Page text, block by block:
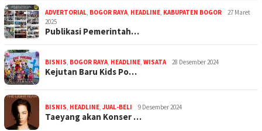
ADVERTORIAL, BOGOR RAYA, HEADLINE, KABUPATEN BOGOR
27 Maret
2025
Publikasi Pemerintah…
BISNIS, BOGOR RAYA, HEADLINE, WISATA 28 Desember 2024
Kejutan Baru Kids Po…
BISNIS, HEADLINE, JUAL-BELI 9 Desember 2024
Taeyang akan Konser …